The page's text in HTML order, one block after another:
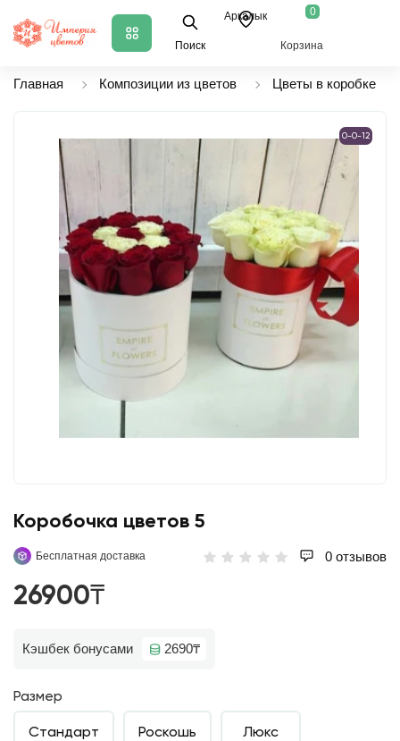
Поиск
Аркалык 0
Корзина
Главная Композиции из цветов Цветы в коробке
0-0-12
Коробочка цветов 5
Бесплатная доставка 0 отзывов
26900₸
Кэшбек бонусами 2690₸
Размер
Стандарт Роскошь Люкс